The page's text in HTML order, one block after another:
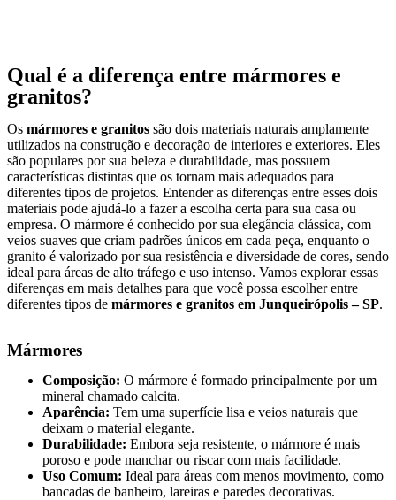
Qual é a diferença entre mármores e
granitos?
Os mármores e granitos são dois materiais naturais amplamente
utilizados na construção e decoração de interiores e exteriores. Eles
são populares por sua beleza e durabilidade, mas possuem
características distintas que os tornam mais adequados para
diferentes tipos de projetos. Entender as diferenças entre esses dois
materiais pode ajudá-lo a fazer a escolha certa para sua casa ou
empresa. O mármore é conhecido por sua elegância clássica, com
veios suaves que criam padrões únicos em cada peça, enquanto o
granito é valorizado por sua resistência e diversidade de cores, sendo
ideal para áreas de alto tráfego e uso intenso. Vamos explorar essas
diferenças em mais detalhes para que você possa escolher entre
diferentes tipos de mármores e granitos em Junqueirópolis – SP.
Mármores
Composição: O mármore é formado principalmente por um
mineral chamado calcita.
Aparência: Tem uma superfície lisa e veios naturais que
deixam o material elegante.
Durabilidade: Embora seja resistente, o mármore é mais
poroso e pode manchar ou riscar com mais facilidade.
Uso Comum: Ideal para áreas com menos movimento, como
bancadas de banheiro, lareiras e paredes decorativas.